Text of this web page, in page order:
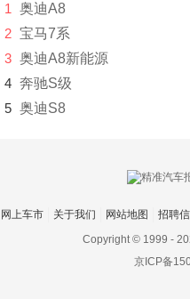
1 奥迪A8
2 宝马7系
3 奥迪A8新能源
4 奔驰S级
5 奥迪S8
网上车市 关于我们 网站地图 招聘
Copyright © 1999 -
京ICP备